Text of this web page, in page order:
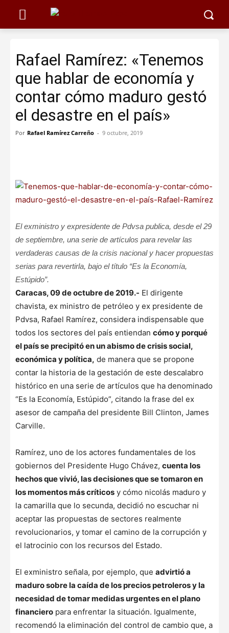
Rafael Ramírez: «Tenemos
que hablar de economía y
contar cómo maduro gestó
el desastre en el país»
Por Rafael Ramírez Carreño - 9 octubre, 2019
El exministro y expresidente de Pdvsa publica, desde el 29
de septiembre, una serie de artículos para revelar las
verdaderas causas de la crisis nacional y hacer propuestas
serias para revertirla, bajo el título “Es la Economía,
Estúpido”.
Caracas, 09 de octubre de 2019.- El dirigente
chavista, ex ministro de petróleo y ex presidente de
Pdvsa, Rafael Ramírez, considera indispensable que
todos los sectores del país entiendan cómo y porqué
el país se precipitó en un abismo de crisis social,
económica y política, de manera que se propone
contar la historia de la gestación de este descalabro
histórico en una serie de artículos que ha denominado
“Es la Economía, Estúpido”, citando la frase del ex
asesor de campaña del presidente Bill Clinton, James
Carville.
Ramírez, uno de los actores fundamentales de los
gobiernos del Presidente Hugo Chávez, cuenta los
hechos que vivió, las decisiones que se tomaron en
los momentos más críticos y cómo nicolás maduro y
la camarilla que lo secunda, decidió no escuchar ni
aceptar las propuestas de sectores realmente
revolucionarios, y tomar el camino de la corrupción y
el latrocinio con los recursos del Estado.
El exministro señala, por ejemplo, que advirtió a
maduro sobre la caída de los precios petroleros y la
necesidad de tomar medidas urgentes en el plano
financiero para enfrentar la situación. Igualmente,
recomendó la eliminación del control de cambio que, a